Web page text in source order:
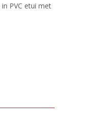
in PVC etui met